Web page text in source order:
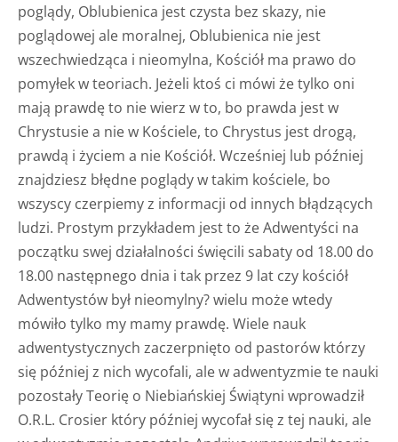
poglądy, Oblubienica jest czysta bez skazy, nie
poglądowej ale moralnej, Oblubienica nie jest
wszechwiedząca i nieomylna, Kościół ma prawo do
pomyłek w teoriach. Jeżeli ktoś ci mówi że tylko oni
mają prawdę to nie wierz w to, bo prawda jest w
Chrystusie a nie w Kościele, to Chrystus jest drogą,
prawdą i życiem a nie Kościół. Wcześniej lub później
znajdziesz błędne poglądy w takim kościele, bo
wszyscy czerpiemy z informacji od innych błądzących
ludzi. Prostym przykładem jest to że Adwentyści na
początku swej działalności święcili sabaty od 18.00 do
18.00 następnego dnia i tak przez 9 lat czy kościół
Adwentystów był nieomylny? wielu może wtedy
mówiło tylko my mamy prawdę. Wiele nauk
adwentystycznych zaczerpnięto od pastorów którzy
się później z nich wycofali, ale w adwentyzmie te nauki
pozostały Teorię o Niebiańskiej Świątyni wprowadził
O.R.L. Crosier który później wycofał się z tej nauki, ale